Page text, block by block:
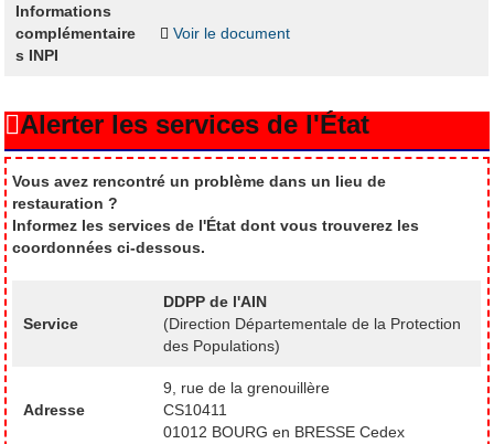
Informations
complémentaire
s INPI
Voir le document
Alerter les services de l'État
Vous avez rencontré un problème dans un lieu de
restauration ?
Informez les services de l'État dont vous trouverez les
coordonnées ci-dessous.
Service
DDPP de l'AIN
(Direction Départementale de la Protection
des Populations)
Adresse
9, rue de la grenouillère
CS10411
01012 BOURG en BRESSE Cedex